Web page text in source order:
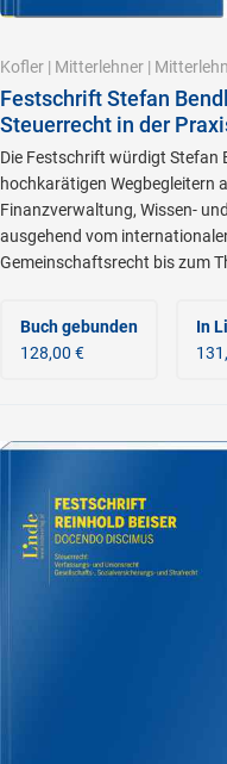
Kofler | Mitterlehner |
Festschrift Stefan
Steuerrecht in der
Die Festschrift würdigt Stefan
hochkarätigen Wegbegleitern
Finanzverwaltung, Wissen-
ausgehend vom
Gemeinschaftsrecht bis zum
Buch gebunden
128,00 €
In